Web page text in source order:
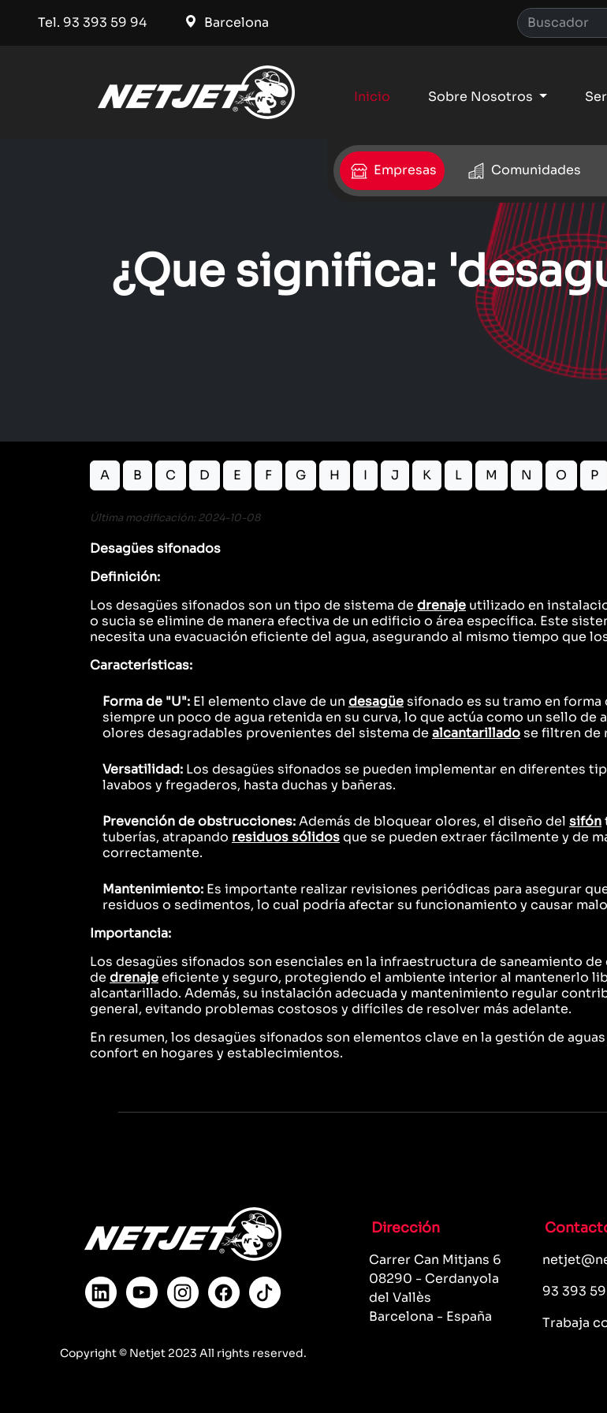
Tel. 93 393 59 94 Barcelona
Inicio Sobre Nosotros
Empresas Comunidades
¿Que significa:
A B C D E F G H I J K L M N O P
Última modificación: 2024-10-08
Desagües sifonados
Definición:
Los desagües sifonados son un tipo de sistema de drenaje utilizado en
o sucia se elimine de manera efectiva de un edificio o área específica. Este
necesita una evacuación eficiente del agua, asegurando al mismo tiempo que
Características:
Forma de "U": El elemento clave de un desagüesifonado es su tramo en
siempre un poco de agua retenida en su curva, lo que actúa como un sello de
olores desagradables provenientes del sistema de alcantarilladose filtren de
Versatilidad: Los desagües sifonados se pueden implementar en diferentes
lavabos y fregaderos, hasta duchas y bañeras.
Prevención de obstrucciones:Además de bloquear olores, el diseño del sifón
tuberías, atrapando residuos sólidosque se pueden extraer fácilmente y de
correctamente.
Mantenimiento: Es importante realizar revisiones periódicas para asegurar
residuos o sedimentos, lo cual podría afectar su funcionamiento y causar
Importancia:
Los desagües sifonados son esenciales en la infraestructura de saneamiento
de drenajeeficiente y seguro, protegiendo el ambiente interior al mantenerlo
alcantarillado. Además, su instalación adecuada y mantenimiento regular
general, evitando problemas costosos y difíciles de resolver más adelante.
En resumen, los desagües sifonados son elementos clave en la gestión de
confort en hogares y establecimientos.
Copyright © Netjet 2023 All rights reserved.
Dirección
Carrer Can Mitjans 6
08290 - Cerdanyola
del Vallès
Barcelona - España
93 393
Trabaja